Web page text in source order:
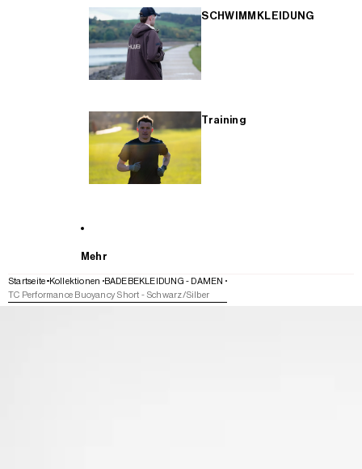
SCHWIMMKLEIDUNG
Training
Mehr
Startseite Kollektionen BADEBEKLEIDUNG - DAMEN
TC Performance Buoyancy Short - Schwarz/Silber
WEITER ZU DEN PRODUKTINFORMATIONEN